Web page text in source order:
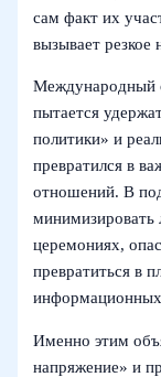
сам факт их
вызывает резкое
Международный
пытается
политики» и
превратился в
отношений. В
минимизировать
церемониях,
превратиться в
Именно этим
напряжение» и